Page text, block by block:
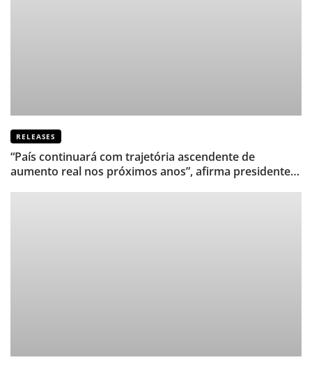
RELEASES
“País continuará com trajetória ascendente de
aumento real nos próximos anos”, afirma presidente